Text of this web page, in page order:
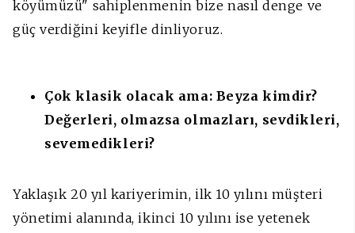
köyümüzü" sahiplenmenin bize nasıl denge ve
güç verdiğini keyifle dinliyoruz.
Çok klasik olacak ama: Beyza kimdir?
Değerleri, olmazsa olmazları, sevdikleri,
sevemedikleri?
Yaklaşık 20 yıl kariyerimin, ilk 10 yılını müşteri
yönetimi alanında, ikinci 10 yılını ise yetenek